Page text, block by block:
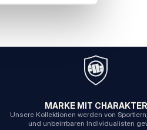
MARKE MIT CHARAKTER
Unsere Kollektionen werden von
und unbeirrbaren Individualisten